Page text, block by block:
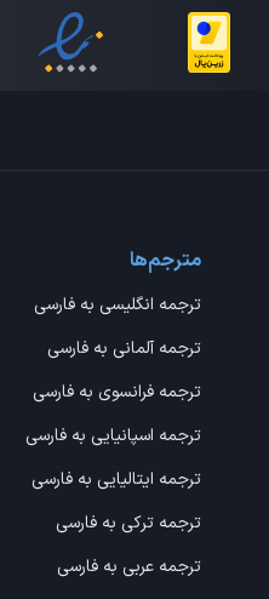
مترجم‌ها
ترجمه انگلیسی به فارسی
ترجمه آلمانی به فارسی
ترجمه فرانسوی به فارسی
ترجمه اسپانیایی به فارسی
ترجمه ایتالیایی به فارسی
ترجمه ترکی به فارسی
ترجمه عربی به فارسی